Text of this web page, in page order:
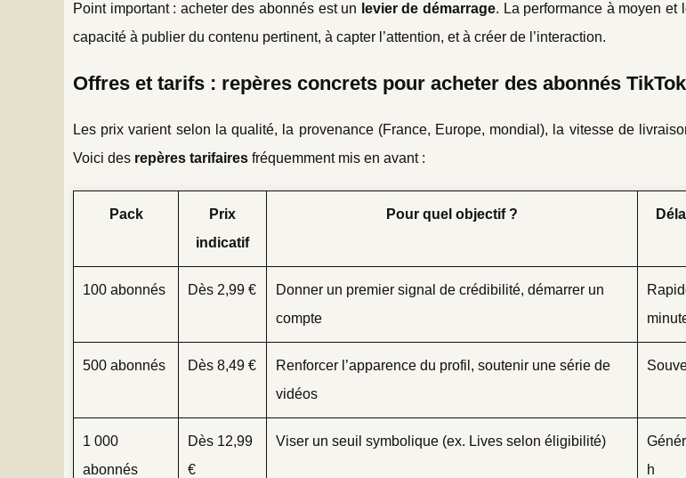
Point important : acheter des abonnés est un levier de démarrage. La performance à moyen et
capacité à publier du contenu pertinent, à capter l’attention, et à créer de l’interaction.
Offres et tarifs : repères concrets pour acheter des abonnés TikTok
Les prix varient selon la qualité, la provenance (France, Europe, mondial), la vitesse de
Voici des repères tarifaires fréquemment mis en avant :
Pack
Prix
indicatif
Pour quel objectif ?
100 abonnés Dès 2,99 €
Donner un premier signal de crédibilité, démarrer un
compte
500 abonnés Dès 8,49 €
Renforcer l’apparence du profil, soutenir une série de
vidéos
1 000
abonnés
Dès 12,99
€
Viser un seuil symbolique (ex. Lives selon éligibilité)
h